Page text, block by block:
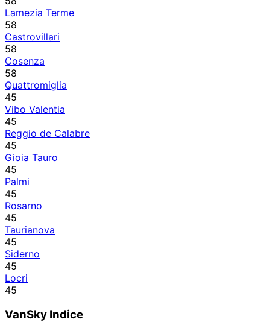
Lamezia Terme
58
Castrovillari
58
Cosenza
58
Quattromiglia
45
Vibo Valentia
45
Reggio de Calabre
45
Gioia Tauro
45
Palmi
45
Rosarno
45
Taurianova
45
Siderno
45
Locri
45
VanSky Indice